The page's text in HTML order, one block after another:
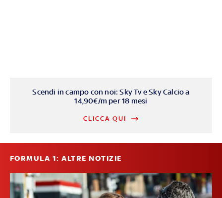
Scendi in campo con noi: Sky Tv e Sky Calcio a
14,90€/m per 18 mesi
CLICCA QUI
FORMULA 1: ALTRE NOTIZIE